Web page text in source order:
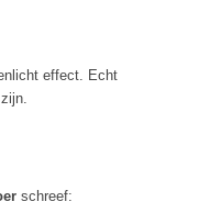
effect. Echt
schreef: